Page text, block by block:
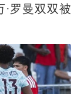
罗曼双双被